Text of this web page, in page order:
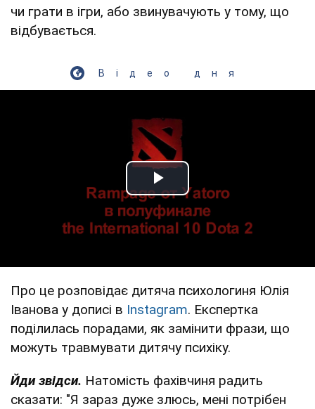
чи грати в ігри, або звинувачують у тому, що
відбувається.
Відео дня
Play Video
Про це розповідає дитяча психологиня Юлія
Іванова у дописі в Instagram. Експертка
поділилась порадами, як замінити фрази, що
можуть травмувати дитячу психіку.
Йди звідси. Натомість фахівчиня радить
сказати: "Я зараз дуже злюсь, мені потрібен